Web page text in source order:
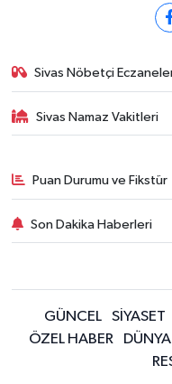
Sivas Nöbetçi
Sivas Namaz Vakitleri
Puan Durumu ve Fikstür
Son Dakika Haberleri
GÜNCEL SİYASET
ÖZEL HABER
DÜNYA